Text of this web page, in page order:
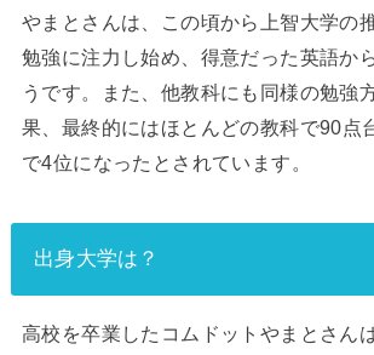
やまとさんは、この頃から上智大学の
勉強に注力し始め、得意だった英語か
うです。また、他教科にも同様の勉強
果、最終的にはほとんどの教科で90点
で4位になったとされています。
出身大学は？
高校を卒業したコムドットやまとさん